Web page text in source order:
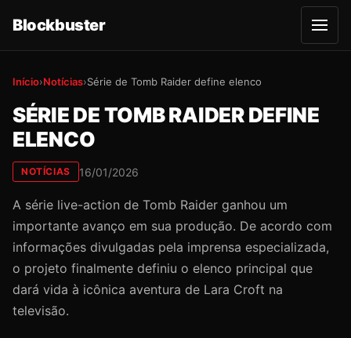
Blockbuster
A
b
r
n
u
Início›Notícias›Série de Tomb Raider define elenco
SÉRIE DE TOMB RAIDER DEFINE
ELENCO
NOTÍCIAS 16/01/2026
A série live-action de Tomb Raider ganhou um
importante avanço em sua produção. De acordo com
informações divulgadas pela imprensa especializada,
o projeto finalmente definiu o elenco principal que
dará vida à icônica aventura de Lara Croft na
televisão.